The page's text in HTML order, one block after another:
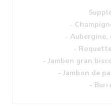
-
- Aubergine,
-
- Jambon gran
- Jambon de
-